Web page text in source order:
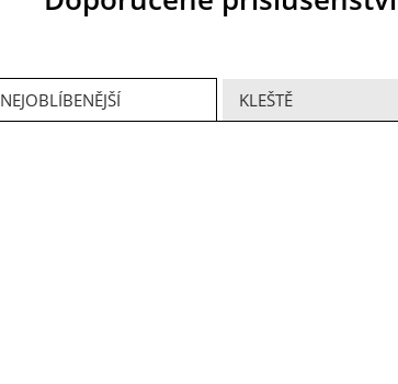
NEJOBLÍBENĚJŠÍ KLEŠTĚ